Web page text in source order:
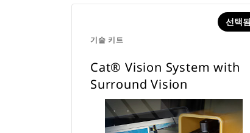
기술 키트
선택됨
Cat® Vision System with
Surround Vision